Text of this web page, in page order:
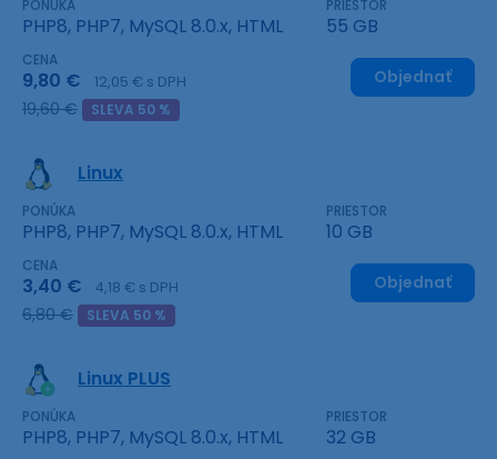
PONÚKA
PHP8, PHP7, MySQL 8.0.x, HTML
PRIESTOR
55 GB
CENA
9,80 € 12,05 € s DPH
19,60 € SLEVA 50 %
Objednať
Linux
PONÚKA
PHP8, PHP7, MySQL 8.0.x, HTML
PRIESTOR
10 GB
CENA
3,40 € 4,18 € s DPH
6,80 € SLEVA 50 %
Objednať
Linux PLUS
PONÚKA
PHP8, PHP7, MySQL 8.0.x, HTML
PRIESTOR
32 GB